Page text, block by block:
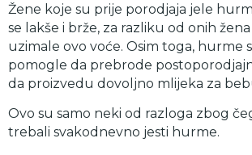
Žene koje su prije porodjaja jele
se lakše i brže, za razliku od onih
uzimale ovo voće. Osim toga, hurme
pomogle da prebrode
da proizvedu dovoljno mlijeka za
Ovo su samo neki od razloga zbog
trebali svakodnevno jesti hurme.